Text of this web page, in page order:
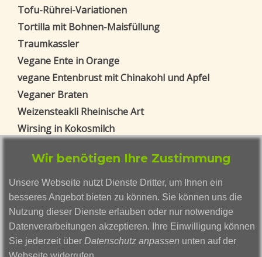
Tofu-Rührei-Variationen
Tortilla mit Bohnen-Maisfüllung
Traumkassler
Vegane Ente in Orange
vegane Entenbrust mit Chinakohl und Apfel
Veganer Braten
Weizensteakli Rheinische Art
Wirsing in Kokosmilch
Blog Beiträge
Weizengras ohne Erde anbauen - eine
vollständige Anleitung
Gerstengras
Smoothies mal anders: Die außergewöhnlichen
Kreationen von Smutje Smusi
Wir benötigen Ihre Zustimmung
Unsere Webseite nutzt Dienste Dritter, um Ihnen ein
besseres Angebot bieten zu können. Sie können uns die
Nutzung dieser Dienste erlauben oder nur notwendige
Datenverarbeitungen akzeptieren. Ihre Einwilligung können
Sie jederzeit über Datenschutz anpassen unten auf der